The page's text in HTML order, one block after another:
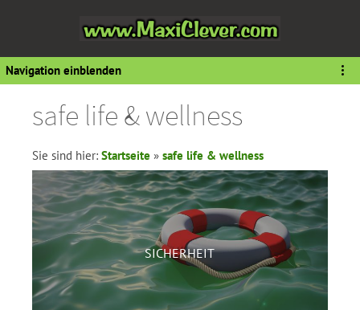
Navigation einblenden
safe life & wellness
Sie sind hier: Startseite » safe life & wellness
SICHERHEIT